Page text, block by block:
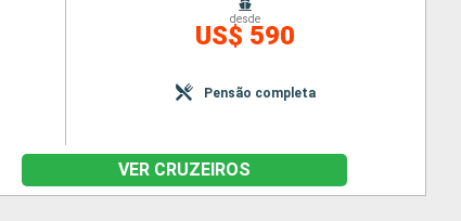
desde
US$ 590
Pensão completa
VER CRUZEIROS